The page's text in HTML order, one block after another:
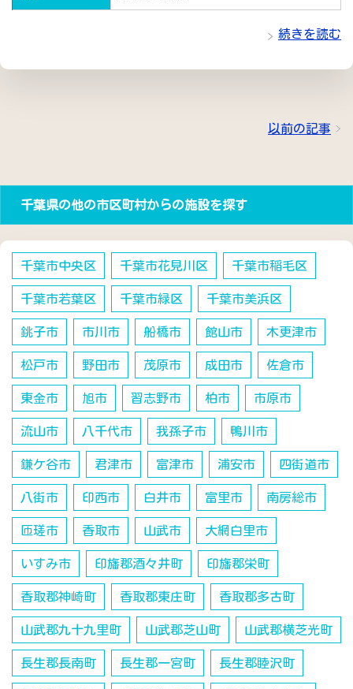
続きを読む
以前の記事
千葉県の他の市区町村からの施設を探す
千葉市中央区 千葉市花見川区 千葉市稲毛区
千葉市若葉区 千葉市緑区 千葉市美浜区
銚子市 市川市 船橋市 館山市 木更津市
松戸市 野田市 茂原市 成田市 佐倉市
東金市 旭市 習志野市 柏市 市原市
流山市 八千代市 我孫子市 鴨川市
鎌ケ谷市 君津市 富津市 浦安市 四街道市
八街市 印西市 白井市 富里市 南房総市
匝瑳市 香取市 山武市 大網白里市
いすみ市 印旛郡酒々井町 印旛郡栄町
香取郡神崎町 香取郡東庄町 香取郡多古町
山武郡九十九里町 山武郡芝山町 山武郡横芝光町
長生郡長南町 長生郡一宮町 長生郡睦沢町